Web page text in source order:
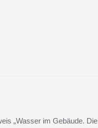
„Wasser im Gebäude.